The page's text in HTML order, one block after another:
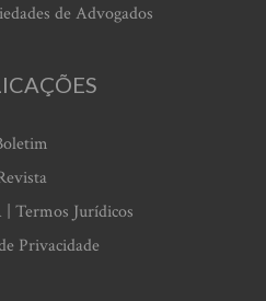
de Advogados
Termos Jurídicos
Privacidade